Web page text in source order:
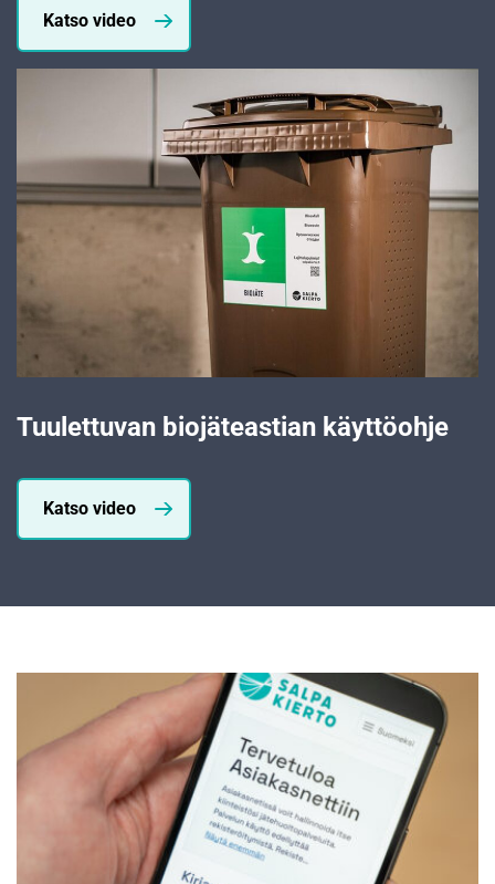
Katso video
Tuulettuvan biojäteastian käyttöohje
Katso video